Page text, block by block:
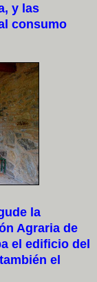
y las
consumo
la
Agraria de
el edificio del
el